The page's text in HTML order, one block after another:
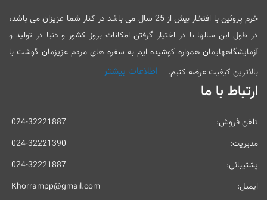
خرم پروئین با افتخار بیش از 25 سال می باشد در کنار شما عزیزان می باشد،
در طول این سالها با در اختیار گرفتن امکانات بروز کشور و دنیا در تولید و
آزمایشگاههایمان همواره کوشیده ایم به سفره های مردم عزیزمان گوشت با
بالاترین کیفیت عرضه کنیم.
اطلاعات بیشتر
ارتباط با ما
تلفن فروش:
024-32221887
مدیریت:
024-32221390
پشتیبانی:
024-32221887
ایمیل:
Khorrampp@gmail.com